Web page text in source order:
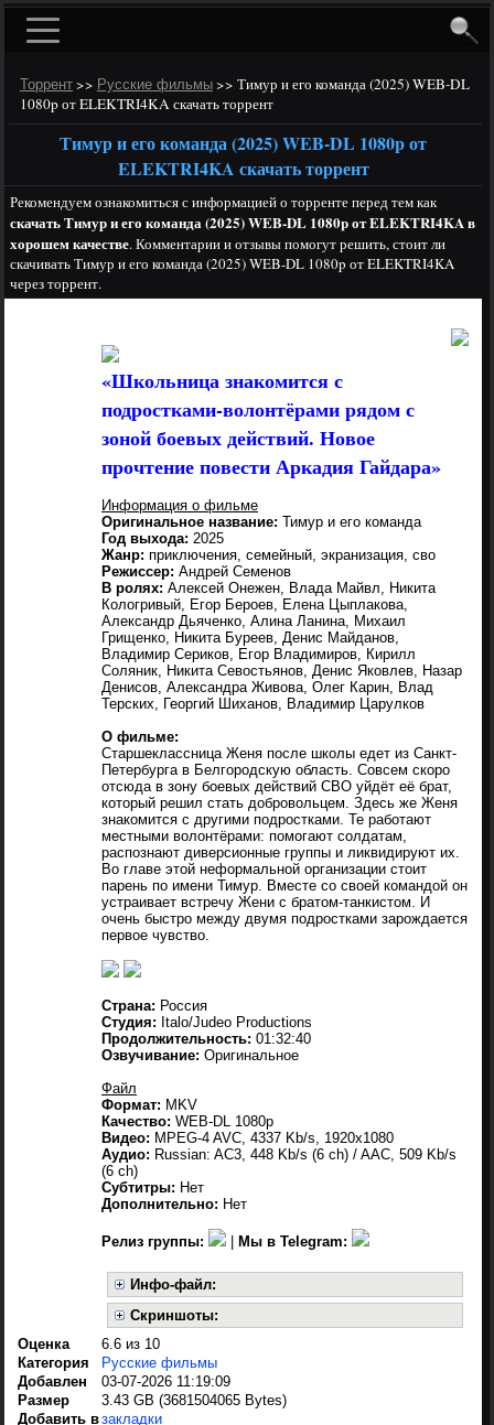
Торрент >> Русские фильмы >> Тимур и его команда (2025) WEB-DL
1080p от ELEKTRI4KA скачать торрент
Тимур и его команда (2025) WEB-DL 1080p от
ELEKTRI4KA скачать торрент
Рекомендуем ознакомиться с информацией о торренте перед тем как
скачать Тимур и его команда (2025) WEB-DL 1080p от ELEKTRI4KA в
хорошем качестве. Комментарии и отзывы помогут решить, стоит ли
скачивать Тимур и его команда (2025) WEB-DL 1080p от ELEKTRI4KA
через торрент.
«Школьница знакомится с
подростками-волонтёрами рядом с
зоной боевых действий. Новое
прочтение повести Аркадия Гайдара»
Информация о фильме
Оригинальное название: Тимур и его команда
Год выхода: 2025
Жанр: приключения, семейный, экранизация, сво
Режиссер: Андрей Семенов
В ролях: Алексей Онежен, Влада Майвл, Никита
Кологривый, Егор Бероев, Елена Цыплакова,
Александр Дьяченко, Алина Ланина, Михаил
Грищенко, Никита Буреев, Денис Майданов,
Владимир Сериков, Егор Владимиров, Кирилл
Соляник, Никита Севостьянов, Денис Яковлев, Назар
Денисов, Александра Живова, Олег Карин, Влад
Терских, Георгий Шиханов, Владимир Царулков
О фильме:
Старшеклассница Женя после школы едет из Санкт-
Петербурга в Белгородскую область. Совсем скоро
отсюда в зону боевых действий СВО уйдёт её брат,
который решил стать добровольцем. Здесь же Женя
знакомится с другими подростками. Те работают
местными волонтёрами: помогают солдатам,
распознают диверсионные группы и ликвидируют их.
Во главе этой неформальной организации стоит
парень по имени Тимур. Вместе со своей командой он
устраивает встречу Жени с братом-танкистом. И
очень быстро между двумя подростками зарождается
первое чувство.
Страна: Россия
Студия: Italo/Judeo Productions
Продолжительность: 01:32:40
Озвучивание: Оригинальное
Файл
Формат: MKV
Качество: WEB-DL 1080p
Видео: MPEG-4 AVC, 4337 Kb/s, 1920x1080
Аудио: Russian: AC3, 448 Kb/s (6 ch) / AAC, 509 Kb/s
(6 ch)
Субтитры: Нет
Дополнительно: Нет
Релиз группы: Мы в Telegram:
Инфо-файл:
Скриншоты:
Оценка
6.6 из 10
Категория
Русские фильмы
Добавлен
03-07-2026 11:19:09
Размер
3.43 GB (3681504065 Bytes)
Добавить взакладки